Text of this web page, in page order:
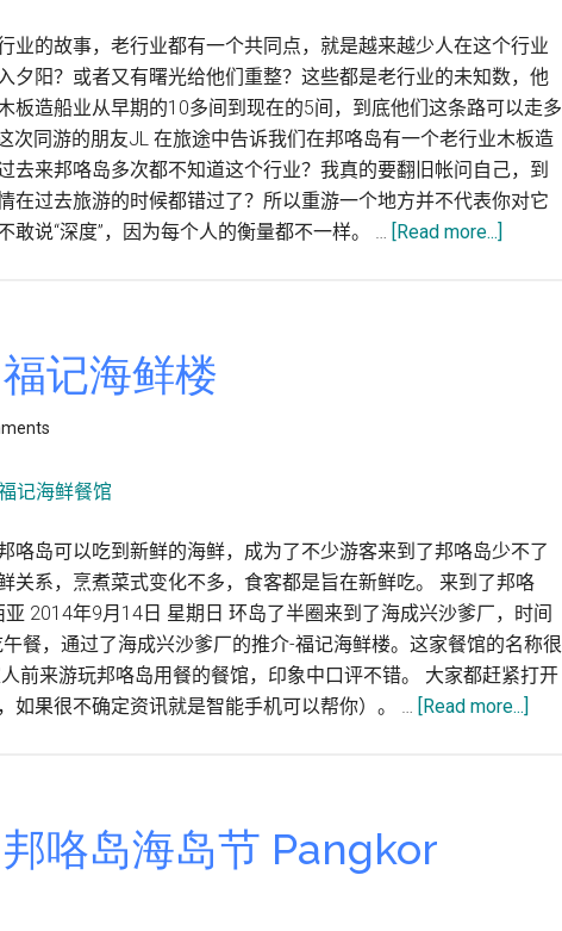
岛
交
通
和
岛
上
租
业的故事，老行业都有一个共同点，就是越来越少人在这个行业
夕阳？或者又有曙光给他们重整？这些都是老行业的未知数，他
板造船业从早期的10多间到现在的5间，到底他们这条路可以走多
次同游的朋友JL 在旅途中告诉我们在邦咯岛有一个老行业木板造
去来邦咯岛多次都不知道这个行业？我真的要翻旧帐问自己，到
在过去旅游的时候都错过了？所以重游一个地方并不代表你对它
说“深度”，因为每个人的衡量都不一样。 … [Read more...]
文
光
船
厂
记海鲜楼
咯岛可以吃到新鲜的海鲜，成为了不少游客来到了邦咯岛少不了
关系，烹煮菜式变化不多，食客都是旨在新鲜吃。 来到了邦咯
2014年9月14日 星期日 环岛了半圈来到了海成兴沙爹厂，时间
餐，通过了海成兴沙爹厂的推介-福记海鲜楼。这家餐馆的名称很
前来游玩邦咯岛用餐的餐馆，印象中口评不错。 大家都赶紧打开
如果很不确定资讯就是智能手机可以帮你）。 … [Read more...]
咯岛海岛节 Pangkor